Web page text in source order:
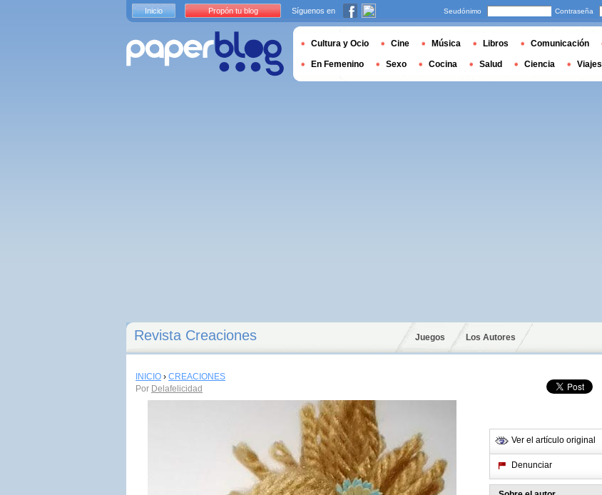
Revista Creaciones Juegos Los Autores
INICIO › CREACIONES
Por Delafelicidad
Ver el artículo original
Denunciar
Inicio Propón tu blog Síguenos en Seudónimo Contraseña
Cultura y Ocio Cine Música Libros Comunicación
En Femenino Sexo Cocina Salud Ciencia Viajes